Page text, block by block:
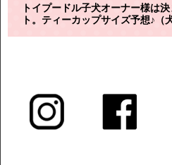
トイプードル子犬オーナー様は
ト。ティーカップサイズ予想♪（